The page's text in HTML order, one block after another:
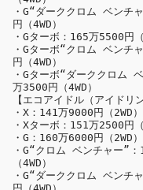
・G“ダーククロム ベンチ
円（4WD）
・Gターボ：165万5500円
・Gターボ“クロム ベンチ
円（4WD）
・Gターボ“ダーククロム
万3500円（4WD）
【エコアイドル（アイドリ
・X：141万9000円（2WD
・Xターボ：151万2500円
・G：160万6000円（2WD
・G“クロム ベンチャー”
（4WD）
・G“ダーククロム ベンチ